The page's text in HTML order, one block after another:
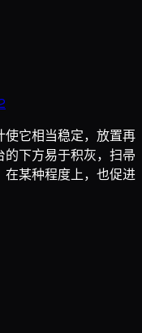
使它相当稳定，放置再
下方易于积灰，扫帚
在某种程度上，也促进